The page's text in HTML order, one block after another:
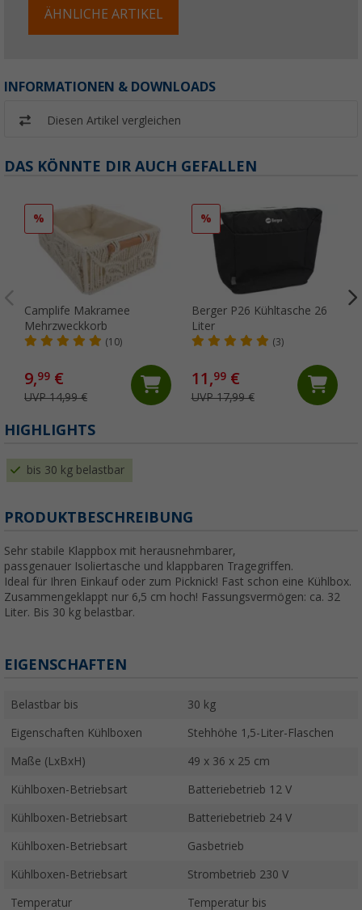
ÄHNLICHE ARTIKEL
INFORMATIONEN & DOWNLOADS
Diesen Artikel vergleichen
DAS KÖNNTE DIR AUCH GEFALLEN
%
Camplife Makramee
Mehrzweckkorb
(10)
9,99 €
UVP 14,99 €
%
Berger P26 Kühltasche 26
Liter
(3)
11,99€
UVP 17,99 €
HIGHLIGHTS
bis 30 kg belastbar
PRODUKTBESCHREIBUNG
Sehr stabile Klappbox mit herausnehmbarer,
passgenauer Isoliertasche und klappbaren Tragegriffen.
Ideal für Ihren Einkauf oder zum Picknick! Fast schon eine Kühlbox.
Zusammengeklappt nur 6,5 cm hoch! Fassungsvermögen: ca. 32
Liter. Bis 30 kg belastbar.
EIGENSCHAFTEN
Belastbar bis 30 kg
Eigenschaften Kühlboxen Stehhöhe 1,5-Liter-Flaschen
Maße (LxBxH) 49 x 36 x 25 cm
Kühlboxen-Betriebsart Batteriebetrieb 12 V
Kühlboxen-Betriebsart Batteriebetrieb 24 V
Kühlboxen-Betriebsart Gasbetrieb
Kühlboxen-Betriebsart Strombetrieb 230 V
Temperatur Temperatur bis